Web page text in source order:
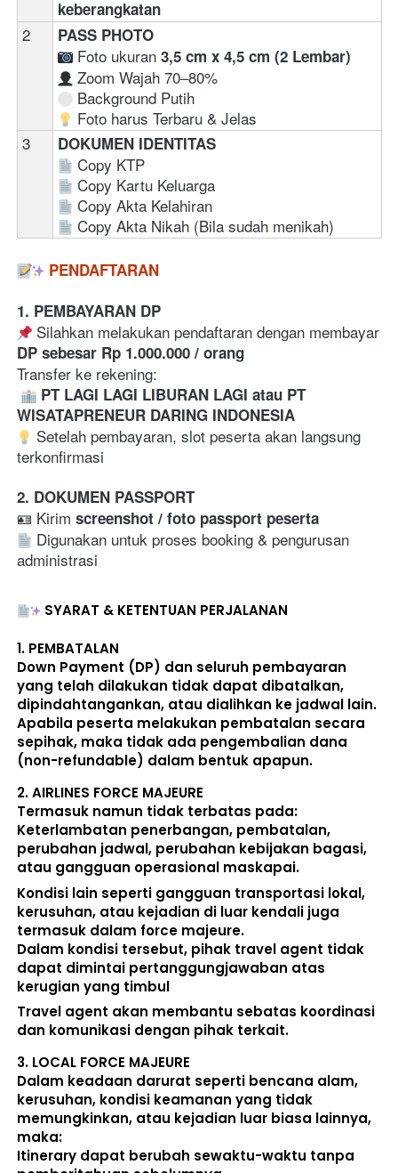
keberangkatan
2 PASS PHOTO
Foto ukuran 3,5 cm x 4,5 cm (2 Lembar)
Zoom Wajah 70–80%
Background Putih
Foto harus Terbaru & Jelas
3
DOKUMEN IDENTITAS
Copy KTP
Copy Kartu Keluarga
Copy Akta Kelahiran
Copy Akta Nikah (Bila sudah menikah)
PENDAFTARAN
1. PEMBAYARAN DP
DP sebesar Rp 1.000.000 / orang
Transfer ke rekening:
PT LAGI LAGI LIBURAN LAGI atau PT
WISATAPRENEUR DARING INDONESIA
Setelah pembayaran, slot peserta akan langsung
terkonfirmasi
2. DOKUMEN PASSPORT
🪪 Kirim screenshot / foto passport peserta
Digunakan untuk proses booking & pengurusan
administrasi
SYARAT & KETENTUAN PERJALANAN
1. PEMBATALAN
Down Payment (DP) dan seluruh pembayaran
yang telah dilakukan tidak dapat dibatalkan,
dipindahtangankan, atau dialihkan ke jadwal lain.
Apabila peserta melakukan pembatalan secara
sepihak, maka tidak ada pengembalian dana
(non-refundable) dalam bentuk apapun.
2. AIRLINES FORCE MAJEURE
Termasuk namun tidak terbatas pada:
Keterlambatan penerbangan, pembatalan,
perubahan jadwal, perubahan kebijakan bagasi,
atau gangguan operasional maskapai.
Kondisi lain seperti gangguan transportasi lokal,
kerusuhan, atau kejadian di luar kendali juga
termasuk dalam force majeure.
Dalam kondisi tersebut, pihak travel agent tidak
dapat dimintai pertanggungjawaban atas
kerugian yang timbul
Travel agent akan membantu sebatas koordinasi
dan komunikasi dengan pihak terkait.
3. LOCAL FORCE MAJEURE
Dalam keadaan darurat seperti bencana alam,
kerusuhan, kondisi keamanan yang tidak
memungkinkan, atau kejadian luar biasa lainnya,
maka:
Itinerary dapat berubah sewaktu-waktu tanpa